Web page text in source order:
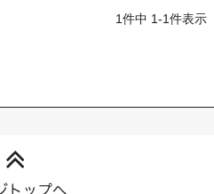
1件中 1-1件表示